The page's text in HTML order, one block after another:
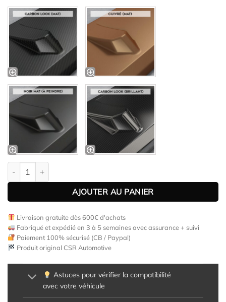
quantité de Bas de caisse (la paire) pour Hyundai Bayon toutes
AJOUTER AU PANIER
Livraison gratuite dès 600€ d'achats
Fabriqué et expédié en 3 à 5 semaines avec assurance + suivi
Paiement 100% sécurisé (CB / Paypal)
Produit original CSR Automotive
Astuces pour vérifier la compatibilité
avec votre véhicule